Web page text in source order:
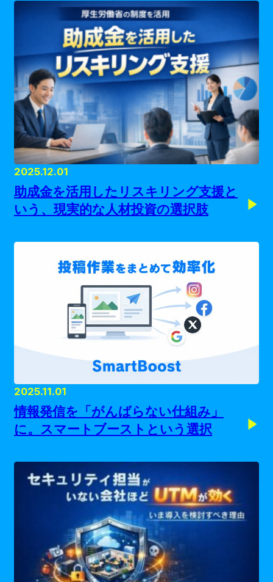
2025.12.01
助成金を活用したリスキリング支援と
いう、現実的な人材投資の選択肢
2025.11.01
情報発信を「がんばらない仕組み」
に。スマートブーストという選択